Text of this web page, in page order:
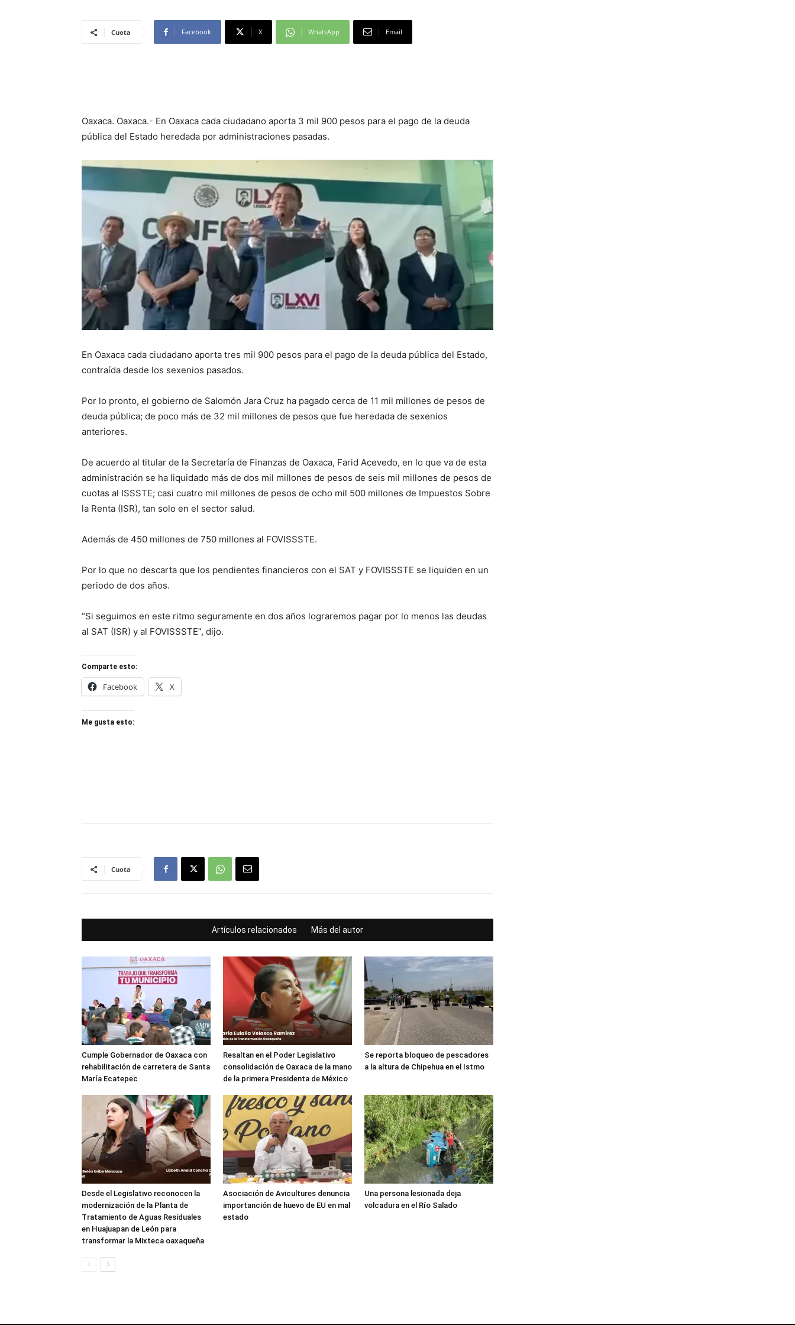
Cuota Facebook X WhatsApp Email
Oaxaca. Oaxaca.- En Oaxaca cada ciudadano aporta 3 mil 900 pesos para el pago de la deuda
pública del Estado heredada por administraciones pasadas.
En Oaxaca cada ciudadano aporta tres mil 900 pesos para el pago de la deuda pública del Estado,
contraída desde los sexenios pasados.
Por lo pronto, el gobierno de Salomón Jara Cruz ha pagado cerca de 11 mil millones de pesos de
deuda pública; de poco más de 32 mil millones de pesos que fue heredada de sexenios
anteriores.
De acuerdo al titular de la Secretaría de Finanzas de Oaxaca, Farid Acevedo, en lo que va de esta
administración se ha liquidado más de dos mil millones de pesos de seis mil millones de pesos de
cuotas al ISSSTE; casi cuatro mil millones de pesos de ocho mil 500 millones de Impuestos Sobre
la Renta (ISR), tan solo en el sector salud.
Además de 450 millones de 750 millones al FOVISSSTE.
Por lo que no descarta que los pendientes financieros con el SAT y FOVISSSTE se liquiden en un
periodo de dos años.
“Si seguimos en este ritmo seguramente en dos años lograremos pagar por lo menos las deudas
al SAT (ISR) y al FOVISSSTE”, dijo.
Comparte esto:
Facebook X
Me gusta esto:
Cuota
Artículos relacionados Más del autor
Cumple Gobernador de Oaxaca con
rehabilitación de carretera de Santa
María Ecatepec
Resaltan en el Poder Legislativo
consolidación de Oaxaca de la mano
de la primera Presidenta de México
Se reporta bloqueo de pescadores
a la altura de Chipehua en el Istmo
Desde el Legislativo reconocen la
modernización de la Planta de
Tratamiento de Aguas Residuales
en Huajuapan de León para
transformar la Mixteca oaxaqueña
Asociación de Avicultures denuncia
importanción de huevo de EU en mal
estado
Una persona lesionada deja
volcadura en el Río Salado